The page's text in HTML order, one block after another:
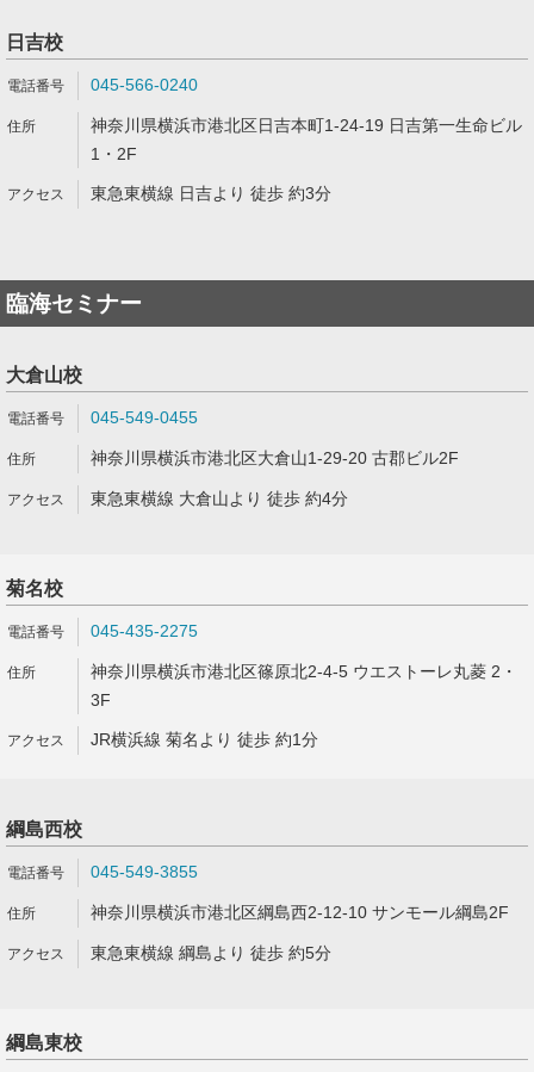
日吉校
045-566-0240
神奈川県横浜市港北区日吉本町1-24-19 日吉第一生命ビル
1・2F
東急東横線 日吉より 徒歩 約3分
臨海セミナー
大倉山校
045-549-0455
神奈川県横浜市港北区大倉山1-29-20 古郡ビル2F
東急東横線 大倉山より 徒歩 約4分
菊名校
045-435-2275
神奈川県横浜市港北区篠原北2-4-5 ウエストーレ丸菱 2・
3F
JR横浜線 菊名より 徒歩 約1分
綱島西校
045-549-3855
神奈川県横浜市港北区綱島西2-12-10 サンモール綱島2F
東急東横線 綱島より 徒歩 約5分
綱島東校